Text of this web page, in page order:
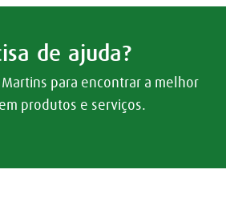
de ajuda?
Martins para encontrar a melhor
produtos e serviços.